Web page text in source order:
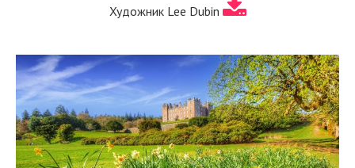
Художник Lee Dubin